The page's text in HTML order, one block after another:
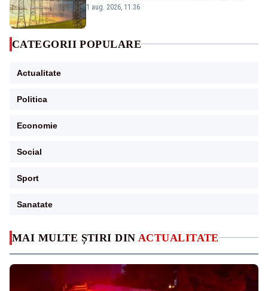
MAI MULTE ȘTIRI DIN ACTUALITATE
Analiză Realitatea Plus
1 aug. 2026, 11:36
CATEGORII POPULARE
Actualitate
Politica
Economie
Social
Sport
Sanatate